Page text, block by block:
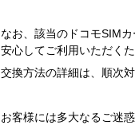
なお、該当のドコモSIM
安心してご利用いただく
交換方法の詳細は、順次
お客様には多大なるご迷